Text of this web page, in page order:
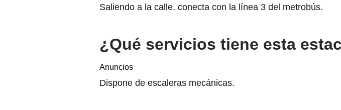
Saliendo a la calle, conecta con la línea 3 del metrobús.
¿Qué servicios tiene esta
Anuncios
Dispone de escaleras mecánicas.